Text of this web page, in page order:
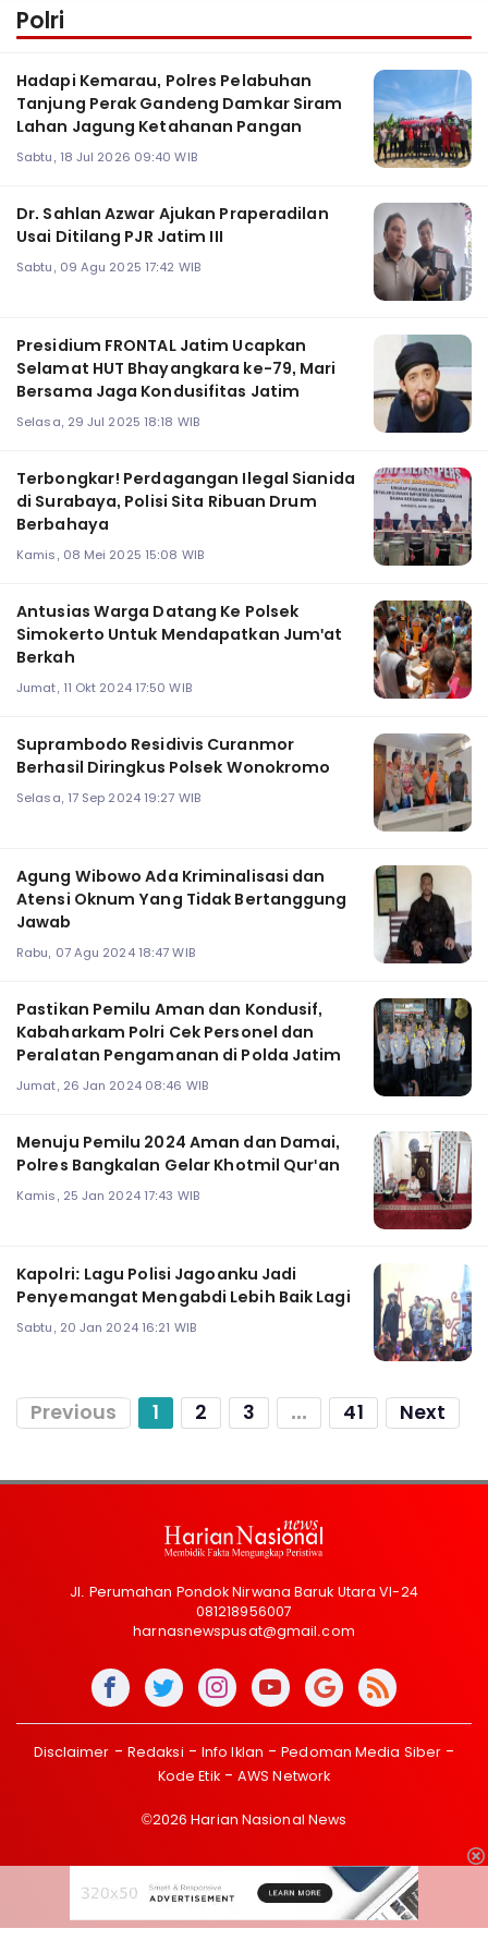
Polri
Hadapi Kemarau, Polres Pelabuhan
Tanjung Perak Gandeng Damkar Siram
Lahan Jagung Ketahanan Pangan
Sabtu, 18 Jul 2026 09:40 WIB
Dr. Sahlan Azwar Ajukan Praperadilan
Usai Ditilang PJR Jatim III
Sabtu, 09 Agu 2025 17:42 WIB
Presidium FRONTAL Jatim Ucapkan
Selamat HUT Bhayangkara ke-79, Mari
Bersama Jaga Kondusifitas Jatim
Selasa, 29 Jul 2025 18:18 WIB
Terbongkar! Perdagangan Ilegal Sianida
di Surabaya, Polisi Sita Ribuan Drum
Berbahaya
Kamis, 08 Mei 2025 15:08 WIB
Antusias Warga Datang Ke Polsek
Simokerto Untuk Mendapatkan Jum'at
Berkah
Jumat, 11 Okt 2024 17:50 WIB
Suprambodo Residivis Curanmor
Berhasil Diringkus Polsek Wonokromo
Selasa, 17 Sep 2024 19:27 WIB
Agung Wibowo Ada Kriminalisasi dan
Atensi Oknum Yang Tidak Bertanggung
Jawab
Rabu, 07 Agu 2024 18:47 WIB
Pastikan Pemilu Aman dan Kondusif,
Kabaharkam Polri Cek Personel dan
Peralatan Pengamanan di Polda Jatim
Jumat, 26 Jan 2024 08:46 WIB
Menuju Pemilu 2024 Aman dan Damai,
Polres Bangkalan Gelar Khotmil Qur'an
Kamis, 25 Jan 2024 17:43 WIB
Kapolri: Lagu Polisi Jagoanku Jadi
Penyemangat Mengabdi Lebih Baik Lagi
Sabtu, 20 Jan 2024 16:21 WIB
Previous 1 2 3 ... 41 Next
Jl. Perumahan Pondok Nirwana Baruk Utara VI-24
081218956007
harnasnewspusat@gmail.com
Disclaimer Redaksi Info Iklan
Pedoman Media Siber
Kode Etik
AWS Network
©2026 Harian Nasional News